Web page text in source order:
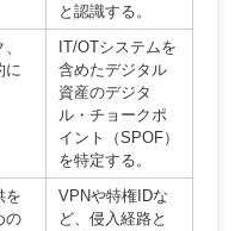
と認識する。
に
IT/OTシステムを
含めたデジタル
資産のデジタ
ル・チョークポ
イント（SPOF）
を特定する。
を
の
VPNや特権IDな
ど、侵入経路と